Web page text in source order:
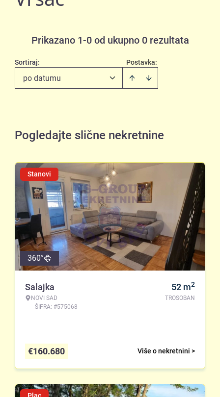
Prikazano 1-0 od ukupno 0 rezultata
Postavka:
Sortiraj:
po datumu
Pogledajte slične nekretnine
Stanovi
360°
Salajka
NOVI SAD
ŠIFRA: #575068
52 m2
TROSOBAN
Više o nekretnini >
€160.680